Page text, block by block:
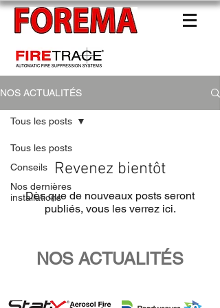
NOS ACTUALITÉS
Tous les posts
Conseils
Nos dernières
installations
Tous les posts
Revenez bientôt
Dès que de nouveaux posts seront
publiés, vous les verrez ici.
NOS ACTUALITÉS